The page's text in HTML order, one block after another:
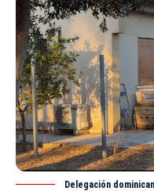
Delegación